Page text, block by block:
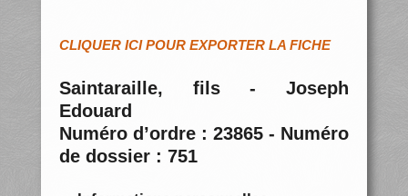
CLIQUER ICI POUR EXPORTER LA FICHE
Saintaraille, fils - Joseph
Edouard
Numéro d’ordre : 23865 - Numéro
de dossier : 751